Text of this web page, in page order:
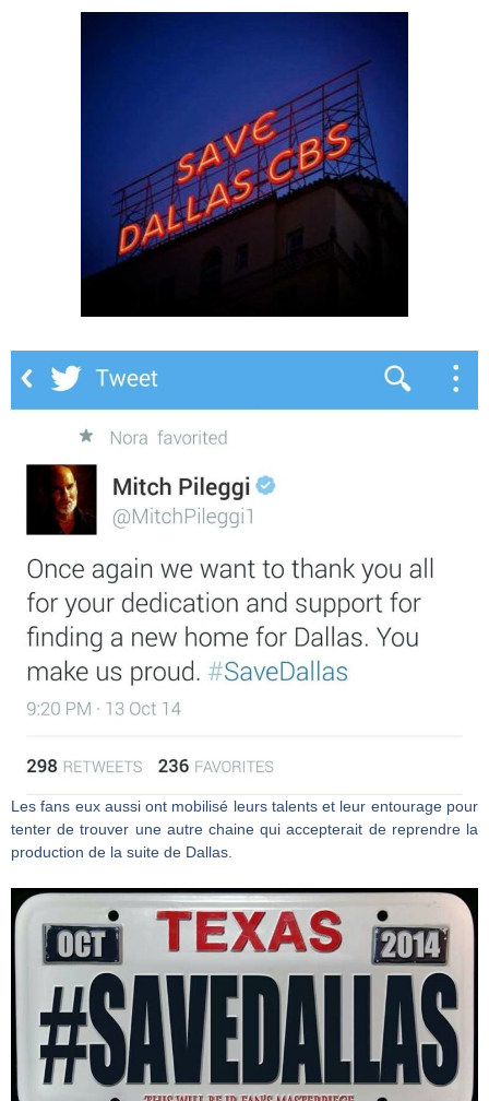
Les fans eux aussi ont mobilisé leurs talents et leur entourage pour
tenter de trouver une autre chaine qui accepterait de reprendre la
production de la suite de Dallas.